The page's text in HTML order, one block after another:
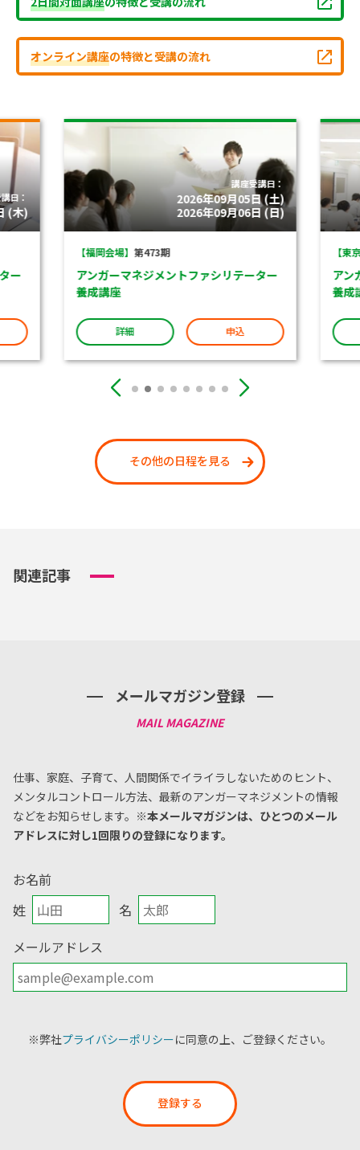
オンライン講座の特徴と受講の流れ
日：
(木)
ー
講座受講日：
2026年09月05日 (土)
2026年09月06日 (日)
【福岡会場】 第473期
アンガーマネジメントファシリテーター
養成講座
詳細 申込
【東
アン
養成
その他の日程を見る
関連記事
メールマガジン登録
仕事、家庭、子育て、人間関係でイライラしないためのヒント、
メンタルコントロール方法、 最新のアンガーマネジメントの情報
などをお知らせします。 ※本メールマガジンは、ひとつのメール
アドレスに対し1回限りの登録になります。
お名前
姓
名
メールアドレス
※弊社プライバシーポリシーに同意の上、ご登録ください。
登録する